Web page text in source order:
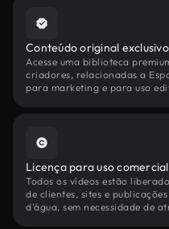
Conteúdo original exclusivo
Acesse uma biblioteca
criadores, relacionadas a
para marketing e para uso
Licença para uso comercial
Todos os vídeos estão
de clientes, sites e
d'água, sem necessidade de